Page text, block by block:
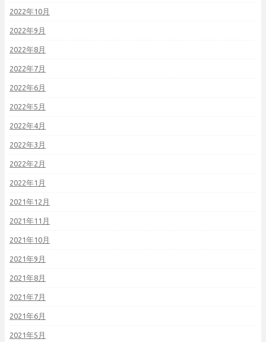
2022年10月
2022年9月
2022年8月
2022年7月
2022年6月
2022年5月
2022年4月
2022年3月
2022年2月
2022年1月
2021年12月
2021年11月
2021年10月
2021年9月
2021年8月
2021年7月
2021年6月
2021年5月